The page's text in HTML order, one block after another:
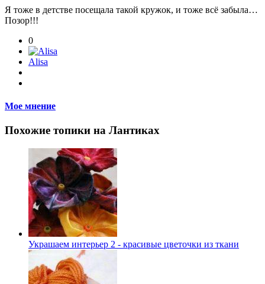
Я тоже в детстве посещала такой кружок, и тоже всё забыла…
Позор!!!
0
Alisa
Мое мнение
Похожие топики на Лантиках
Украшаем интерьер 2 - красивые цветочки из ткани